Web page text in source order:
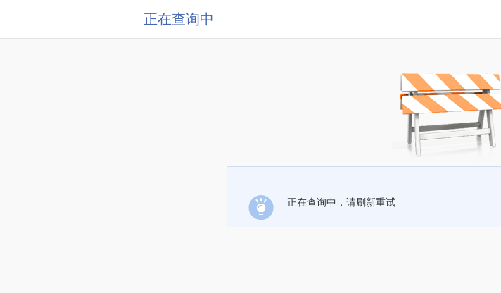
正在查询中
正在查询中，请刷新重试